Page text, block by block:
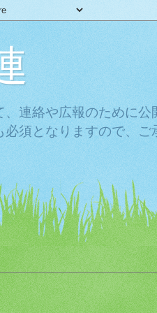
、連絡や広報のために
須となりますので、